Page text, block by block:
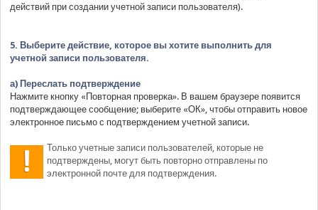
действий при создании учетной записи пользователя).
5. Выберите действие, которое вы хотите выполнить для
учетной записи пользователя.
а) Переслать подтверждение
Нажмите кнопку «Повторная проверка». В вашем браузере появится
подтверждающее сообщение; выберите «ОК», чтобы отправить новое
электронное письмо с подтверждением учетной записи.
Только учетные записи пользователей, которые не
подтверждены, могут быть повторно отправлены по
электронной почте для подтверждения.